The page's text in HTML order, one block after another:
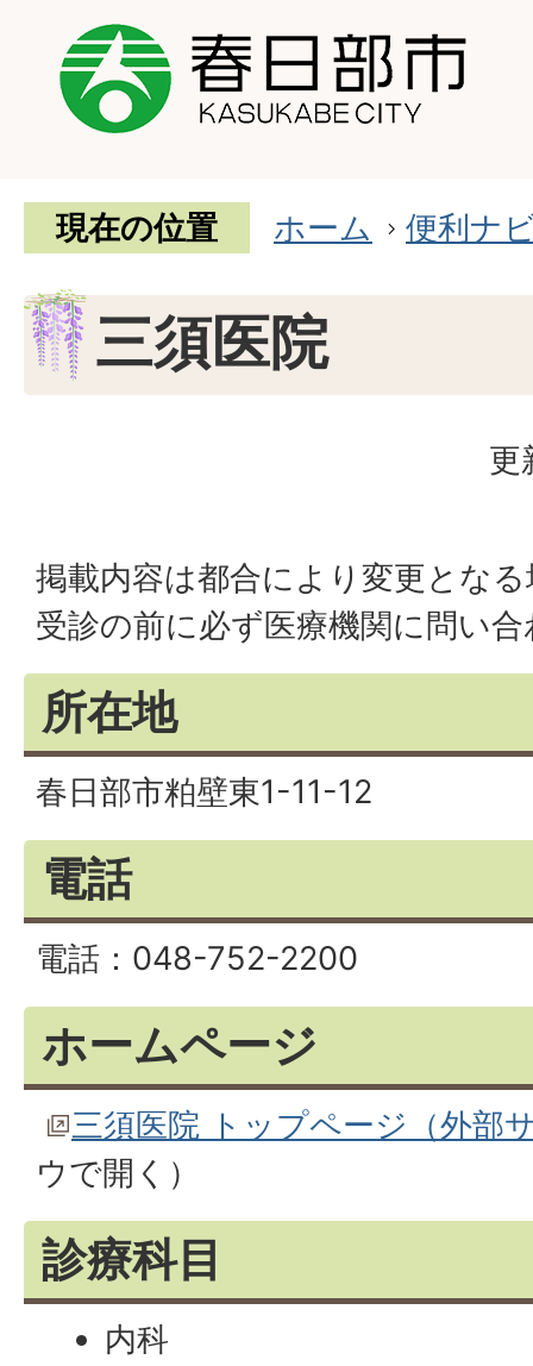
現在の位置 ホーム 便利ナ
三須医院
更
掲載内容は都合により変更とな
受診の前に必ず医療機関に問い
所在地
春日部市粕壁東1-11-12
電話
電話：048-752-2200
ホームページ
三須医院 トップページ（外部
ウで開く）
診療科目
内科